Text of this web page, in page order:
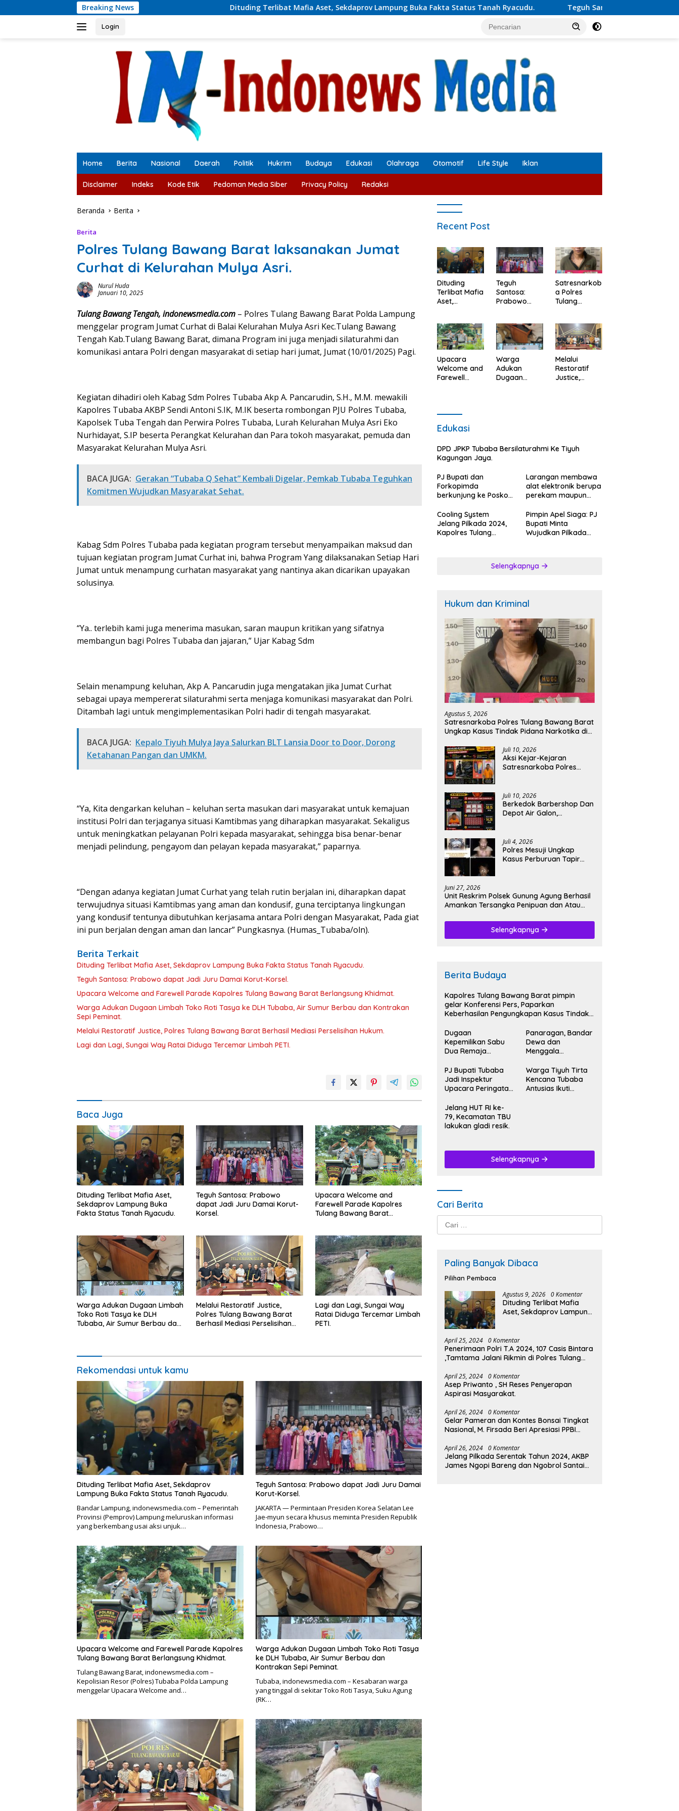
ke
Breaking News Dituding Terlibat Mafia Aset, Sekdaprov Lampung Buka Fakta Status Tanah Ryacudu. Teguh Santosa: Prabowo dapat Jadi Juru Damai
Login
Home Berita Nasional Daerah Politik Hukrim Budaya Edukasi Olahraga Otomotif Life Style Iklan
Disclaimer Indeks Kode Etik Pedoman Media Siber Privacy Policy Redaksi
Beranda Berita
Berita
Polres Tulang Bawang Barat laksanakan Jumat
Curhat di Kelurahan Mulya Asri.
Nurul Huda
Januari 10, 2025
Tulang Bawang Tengah, indonewsmedia.com – Polres Tulang Bawang Barat Polda Lampung
menggelar program Jumat Curhat di Balai Kelurahan Mulya Asri Kec.Tulang Bawang
Tengah Kab.Tulang Bawang Barat, dimana Program ini juga menjadi silaturahmi dan
komunikasi antara Polri dengan masyarakat di setiap hari jumat, Jumat (10/01/2025) Pagi.
Kegiatan dihadiri oleh Kabag Sdm Polres Tubaba Akp A. Pancarudin, S.H., M.M. mewakili
Kapolres Tubaba AKBP Sendi Antoni S.IK, M.IK beserta rombongan PJU Polres Tubaba,
Kapolsek Tuba Tengah dan Perwira Polres Tubaba, Lurah Kelurahan Mulya Asri Eko
Nurhidayat, S.IP beserta Perangkat Kelurahan dan Para tokoh masyarakat, pemuda dan
Masyarakat Kelurahan Mulya Asri.
BACA JUGA: Gerakan “Tubaba Q Sehat” Kembali Digelar, Pemkab Tubaba Teguhkan
Komitmen Wujudkan Masyarakat Sehat.
Kabag Sdm Polres Tubaba pada kegiatan program tersebut menyampaikan maksud dan
tujuan kegiatan program Jumat Curhat ini, bahwa Program Yang dilaksanakan Setiap Hari
Jumat untuk menampung curhatan masyarakat yang nantinya akan dicarikan upayakan
solusinya.
“Ya.. terlebih kami juga menerima masukan, saran maupun kritikan yang sifatnya
membangun bagi Polres Tubaba dan jajaran,” Ujar Kabag Sdm
Selain menampung keluhan, Akp A. Pancarudin juga mengatakan jika Jumat Curhat
sebagai upaya mempererat silaturahmi serta menjaga komunikasi masyarakat dan Polri.
Ditambah lagi untuk mengimplementasikan Polri hadir di tengah masyarakat.
BACA JUGA: Kepalo Tiyuh Mulya Jaya Salurkan BLT Lansia Door to Door, Dorong
Ketahanan Pangan dan UMKM.
“Ya, Kita dengarkan keluhan – keluhan serta masukan dari masyarakat untuk kemajuan
institusi Polri dan terjaganya situasi Kamtibmas yang diharapkan masyarakat. Sekaligus
untuk meningkatkan pelayanan Polri kepada masyarakat, sehingga bisa benar-benar
menjadi pelindung, pengayom dan pelayan kepada masyarakat,” paparnya.
“Dengan adanya kegiatan Jumat Curhat yang telah rutin berjalan ini, diharapkan dapat
terwujudnya situasi Kamtibmas yang aman dan kondusif, guna terciptanya lingkungan
yang kondusif tentunya dibutuhkan kerjasama antara Polri dengan Masyarakat, Pada giat
ini pun berjalan dengan aman dan lancar” Pungkasnya. (Humas_Tubaba/oln).
Berita Terkait
Dituding Terlibat Mafia Aset, Sekdaprov Lampung Buka Fakta Status Tanah Ryacudu.
Teguh Santosa: Prabowo dapat Jadi Juru Damai Korut-Korsel.
Upacara Welcome and Farewell Parade Kapolres Tulang Bawang Barat Berlangsung Khidmat.
Warga Adukan Dugaan Limbah Toko Roti Tasya ke DLH Tubaba, Air Sumur Berbau dan Kontrakan
Sepi Peminat.
Melalui Restoratif Justice, Polres Tulang Bawang Barat Berhasil Mediasi Perselisihan Hukum.
Lagi dan Lagi, Sungai Way Ratai Diduga Tercemar Limbah PETI.
Baca Juga
Dituding Terlibat Mafia Aset,
Sekdaprov Lampung Buka
Fakta Status Tanah Ryacudu.
Teguh Santosa: Prabowo
dapat Jadi Juru Damai Korut-
Korsel.
Upacara Welcome and
Farewell Parade Kapolres
Tulang Bawang Barat
Warga Adukan Dugaan Limbah
Toko Roti Tasya ke DLH
Tubaba, Air Sumur Berbau dan
Melalui Restoratif Justice,
Polres Tulang Bawang Barat
Berhasil Mediasi Perselisihan
Lagi dan Lagi, Sungai Way
Ratai Diduga Tercemar Limbah
PETI.
Rekomendasi untuk kamu
Dituding Terlibat Mafia Aset, Sekdaprov
Lampung Buka Fakta Status Tanah Ryacudu.
Bandar Lampung, indonewsmedia.com – Pemerintah
Provinsi (Pemprov) Lampung meluruskan informasi
yang berkembang usai aksi unjuk…
Teguh Santosa: Prabowo dapat Jadi Juru Damai
Korut-Korsel.
JAKARTA — Permintaan Presiden Korea Selatan Lee
Jae-myun secara khusus meminta Presiden Republik
Indonesia, Prabowo…
Upacara Welcome and Farewell Parade Kapolres
Tulang Bawang Barat Berlangsung Khidmat.
Tulang Bawang Barat, indonewsmedia.com –
Kepolisian Resor (Polres) Tubaba Polda Lampung
menggelar Upacara Welcome and…
Warga Adukan Dugaan Limbah Toko Roti Tasya
ke DLH Tubaba, Air Sumur Berbau dan
Kontrakan Sepi Peminat.
Tubaba, indonewsmedia.com – Kesabaran warga
yang tinggal di sekitar Toko Roti Tasya, Suku Agung
(RK…
Recent Post
Dituding
Terlibat Mafia
Aset,
Buka Fakta
Status Tanah
Ryacudu.
Teguh
Santosa:
Prabowo
Korut-Korsel.
Satresnarkob
a Polres
Tulang
Ungkap
Kasus Tindak
Pidana
Narkotika di
Kecamatan
Lambu
Kibang.
Upacara
Welcome and
Farewell
Bawang
Barat
Berlangsung
Warga
Adukan
Dugaan
Melalui
Restoratif
Justice,
Edukasi
DPD JPKP Tubaba Bersilaturahmi Ke Tiyuh
Kagungan Jaya.
PJ Bupati dan
Forkopimda
berkunjung ke Posko
Kotak Kosong:ini
tanggapan Jubir
R2TB.
Larangan membawa
alat elektronik berupa
perekam maupun
mencoblos di bilik
suara.
Cooling System
Jelang Pilkada 2024,
Kapolres Tulang
Bupati dan Posko
Pimpin Apel Siaga: PJ
Bupati Minta
Wujudkan Pilkada
Selengkapnya
Hukum dan Kriminal
Agustus 5, 2026
Satresnarkoba Polres Tulang Bawang Barat
Ungkap Kasus Tindak Pidana Narkotika di
Juli 10, 2026
Aksi Kejar-Kejaran
Satresnarkoba Polres
Di bekuk Saat Berusaha
Buang Barang Bukti.
Juli 10, 2026
Berkedok Barbershop Dan
Depot Air Galon,
Dugaan Gudang Sabu di
Way Kenanga.
Juli 4, 2026
‎Polres Mesuji Ungkap
Kasus Perburuan Tapir
Juni 27, 2026
Unit Reskrim Polsek Gunung Agung Berhasil
Amankan Tersangka Penipuan dan Atau
Selengkapnya
Berita Budaya
Kapolres Tulang Bawang Barat pimpin
gelar Konferensi Pers, Paparkan
Keberhasilan Pengungkapan Kasus Tindak
Dugaan
Kepemilikan Sabu
Dua Remaja
Satresnarkoba
Polres Tubaba.
Panaragan, Bandar
Dewa dan
Menggala
Kibarkan Semangat
Kemerdekaan HUT
RI Ke-79.
PJ Bupati Tubaba
Jadi Inspektur
Upacara Peringatan
Warga Tiyuh Tirta
Kencana Tubaba
Antusias Ikuti
Jelang HUT RI ke-
79, Kecamatan TBU
lakukan gladi resik.
Selengkapnya
Cari Berita
Cari
untuk:
Paling Banyak Dibaca
Pilihan Pembaca
Agustus 9, 2026 0 Komentar
Dituding Terlibat Mafia
Aset, Sekdaprov Lampung
April 25, 2024 0 Komentar
Penerimaan Polri T.A 2024, 107 Casis Bintara
,Tamtama Jalani Rikmin di Polres Tulang
April 25, 2024 0 Komentar
Asep Priwanto , SH Reses Penyerapan
Aspirasi Masyarakat.
April 26, 2024 0 Komentar
Gelar Pameran dan Kontes Bonsai Tingkat
Nasional, M. Firsada Beri Apresiasi PPBI
April 26, 2024 0 Komentar
Jelang Pilkada Serentak Tahun 2024, AKBP
James Ngopi Bareng dan Ngobrol Santai